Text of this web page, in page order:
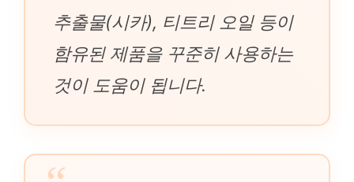
추출물(시카), 티트리 오일 등이
함유된 제품을 꾸준히 사용하는
것이 도움이 됩니다.